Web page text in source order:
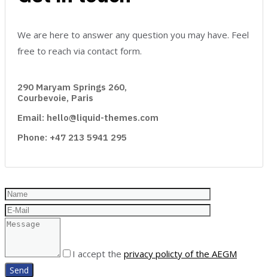
We are here to answer any question you may have. Feel
free to reach via contact form.
290 Maryam Springs 260,
Courbevoie, Paris
Email: hello@liquid-themes.com
Phone: +47 213 5941 295
I accept the privacy policty of the AEGM